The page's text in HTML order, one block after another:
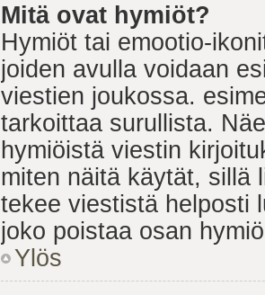
Mitä ovat hymiöt?
Hymiöt tai emootio-
joiden avulla voidaan
viestien joukossa.
tarkoittaa surullista.
hymiöistä viestin
miten näitä käytät, sillä
tekee viestistä helposti
joko poistaa osan
Ylös